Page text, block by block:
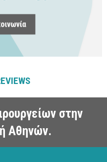
στην
Αθηνών.